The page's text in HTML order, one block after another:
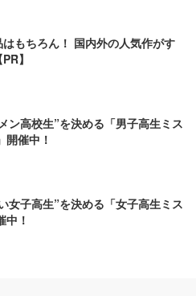
もちろん！ 国内外の人気作がす
】
ン高校生”を決める「男子高生ミス
開催中！
女子高生”を決める「女子高生ミス
中！